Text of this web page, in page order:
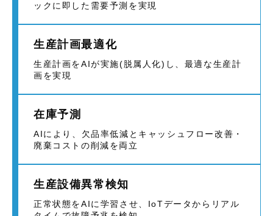
ックに即した需要予測を実現
生産計画最適化
生産計画をAIが実施(脱属人化)し、最適な生産計
画を実現
在庫予測
AIにより、欠品率低減とキャッシュフロー改善・
廃棄コストの削減を両立
生産設備異常検知
正常状態をAIに学習させ、IoTデータからリアル